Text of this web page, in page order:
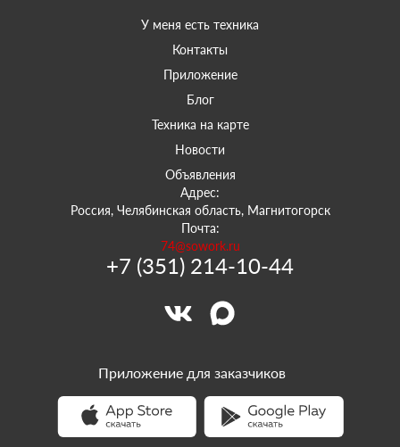
У меня есть техника
Контакты
Приложение
Блог
Техника на карте
Новости
Объявления
Адрес:
Россия, Челябинская область, Магнитогорск
Почта:
74@sowork.ru
+7 (351) 214-10-44
Приложение для заказчиков